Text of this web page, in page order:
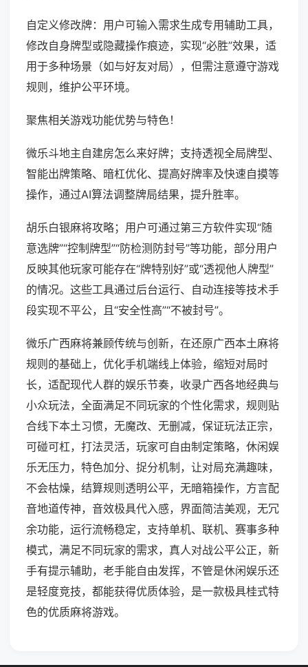
自定义修改牌：用户可输入需求生成专用辅助工具，
修改自身牌型或隐藏操作痕迹，实现“必胜”效果，适
用于多种场景（如与好友对局），但需注意遵守游戏
规则，维护公平环境。
聚焦相关游戏功能优势与特色！
微乐斗地主自建房怎么来好牌；支持透视全局牌型、
智能出牌策略、暗杠优化、提高好牌率及快速自摸等
操作，通过AI算法调整牌局结果，提升胜率。
胡乐白银麻将攻略；用户可通过第三方软件实现“随
意选牌”“控制牌型”“防检测防封号”等功能，部分用户
反映其他玩家可能存在“牌特别好”或“透视他人牌型”
的情况。这些工具通过后台运行、自动连接等技术手
段实现不平公，且“安全性高”“不被封号”。
微乐广西麻将兼顾传统与创新，在还原广西本土麻将
规则的基础上，优化手机端线上体验，缩短对局时
长，适配现代人群的娱乐节奏，收录广西各地经典与
小众玩法，全面满足不同玩家的个性化需求，规则贴
合线下本土习惯，无魔改、无删减，保证玩法正宗，
可碰可杠，打法灵活，玩家可自由制定策略，休闲娱
乐无压力，特色加分、捉分机制，让对局充满趣味，
不会枯燥，结算规则透明公平，无暗箱操作，方言配
音地道传神，音效极具代入感，界面简洁美观，无冗
余功能，运行流畅稳定，支持单机、联机、赛事多种
模式，满足不同玩家的需求，真人对战公平公正，新
手有提示辅助，老手能自由发挥，不管是休闲娱乐还
是轻度竞技，都能获得优质体验，是一款极具桂式特
色的优质麻将游戏。